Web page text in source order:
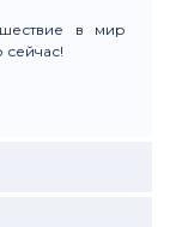
в мир
сейчас!